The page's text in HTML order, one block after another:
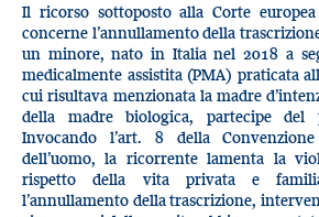
Il ricorso sottoposto alla Corte
concerne l’annullamento della
un minore, nato in Italia nel 2018 a
medicalmente assistita (PMA) praticata
cui risultava menzionata la madre
della madre biologica, partecipe del
Invocando l’art. 8 della
dell’uomo, la ricorrente lamenta la
rispetto della vita privata e
l’annullamento della trascrizione,